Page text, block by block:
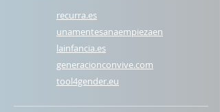
recurra.es
unamentesanaempiezaen
lainfancia.es
generacionconvive.com
tool4gender.eu